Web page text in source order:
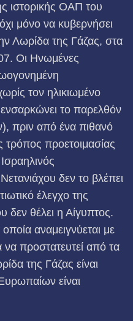
ιστορικής ΟΑΠ του
μόνο να κυβερνήσει
Λωρίδα της Γάζας, στα
Οι Ηνωμένες
τον ηλικιωμένο
το παρελθόν
πριν από ένα πιθανό
τρόπος προετοιμασίας
δεν το βλέπει
έλεγχο της
δεν θέλει η Αίγυπτος.
αναμειγνύεται με
να προστατευτεί από τα
της Γάζας είναι
είναι